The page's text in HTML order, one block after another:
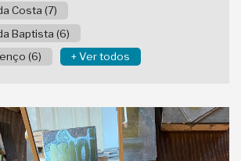
Costa (7)
Baptista (6)
(6)
+ Ver todos